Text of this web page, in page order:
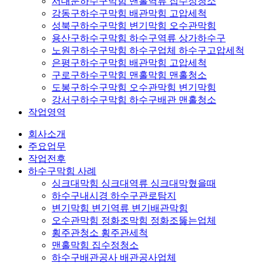
강동구하수구막힘 배관막힘 고압세척
성북구하수구막힘 변기막힘 오수관막힘
용산구하수구막힘 하수구역류 상가하수구
노원구하수구막힘 하수구업체 하수구고압세척
은평구하수구막힘 배관막힘 고압세척
구로구하수구막힘 맨홀막힘 맨홀청소
도봉구하수구막힘 오수관막힘 변기막힘
강서구하수구막힘 하수구배관 맨홀청소
작업영역
회사소개
주요업무
작업전후
하수구막힘 사례
싱크대막힘 싱크대역류 싱크대막혔을때
하수구내시경 하수구관로탐지
변기막힘 변기역류 변기배관막힘
오수관막힘 정화조막힘 정화조뚫는업체
횡주관청소 횡주관세척
맨홀막힘 집수정청소
하수구배관공사 배관공사업체